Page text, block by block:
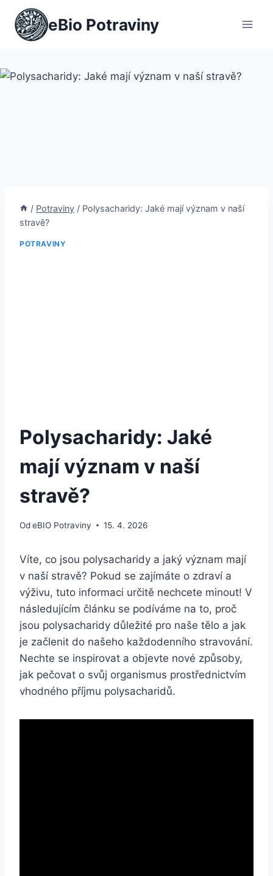
Přeskočit
obsah
eBio Potraviny
/ Potraviny / Polysacharidy: Jaké mají význam v naší
stravě?
POTRAVINY
Polysacharidy: Jaké
mají význam v naší
stravě?
OdeBIO Potraviny 15. 4. 2026
Víte, co jsou polysacharidy a jaký význam mají
v naší stravě? Pokud se zajímáte o zdraví a
výživu, tuto informaci určitě nechcete minout! V
následujícím článku se podíváme na to, proč
jsou polysacharidy důležité pro naše tělo a jak
je začlenit do našeho každodenního stravování.
Nechte se inspirovat a objevte nové způsoby,
jak pečovat o svůj organismus prostřednictvím
vhodného příjmu polysacharidů.